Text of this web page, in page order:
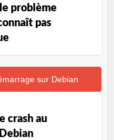
problème
pas
crash au